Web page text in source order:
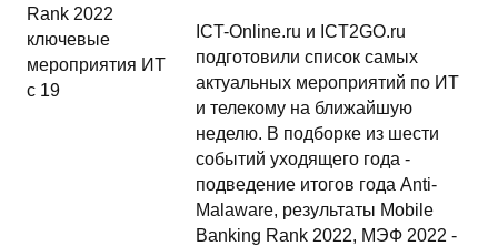
ICT-Online.ru и ICT2GO.ru
подготовили список самых
актуальных мероприятий по ИТ
и телекому на ближайшую
неделю. В подборке из шести
событий уходящего года -
подведение итогов года Anti-
Malaware, результаты Mobile
Banking Rank 2022, МЭФ 2022 -